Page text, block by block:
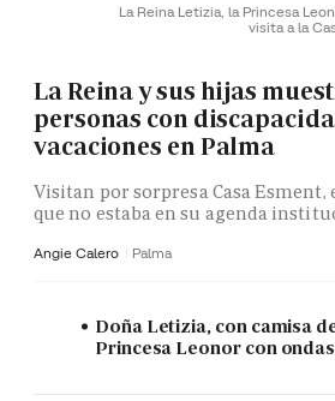
La Reina Letizia, la Princesa
visita a la
La Reina y sus hijas
personas con
vacaciones en Palma
Visitan por sorpresa Casa
que no estaba en su agenda
Angie Calero Palma
Doña Letizia, con camisa
Princesa Leonor con